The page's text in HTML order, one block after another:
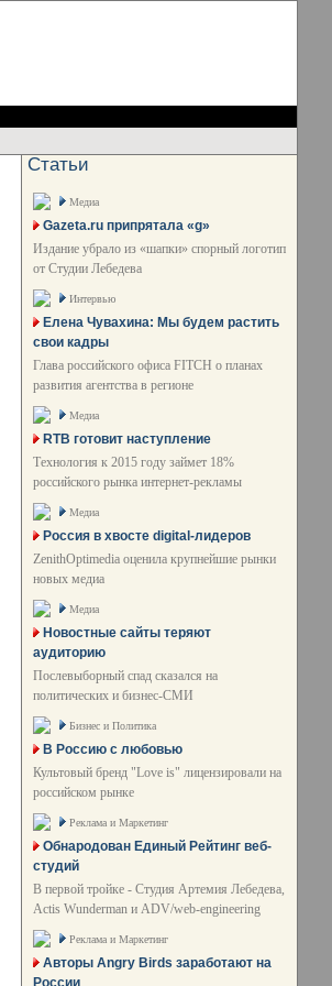
Статьи
Медиа
Gazeta.ru припрятала «g»
Издание убрало из «шапки» спорный логотип
от Студии Лебедева
Интервью
Елена Чувахина: Мы будем растить
свои кадры
Глава российского офиса FITCH о планах
развития агентства в регионе
Медиа
RTB готовит наступление
Технология к 2015 году займет 18%
российского рынка интернет-рекламы
Медиа
Россия в хвосте digital-лидеров
ZenithOptimedia оценила крупнейшие рынки
новых медиа
Медиа
Новостные сайты теряют
аудиторию
Послевыборный спад сказался на
политических и бизнес-СМИ
Бизнес и Политика
В Россию с любовью
Культовый бренд "Love is" лицензировали на
российском рынке
Реклама и Маркетинг
Обнародован Единый Рейтинг веб-
студий
В первой тройке - Студия Артемия Лебедева,
Actis Wunderman и ADV/web-engineering
Реклама и Маркетинг
Авторы Angry Birds заработают на
России